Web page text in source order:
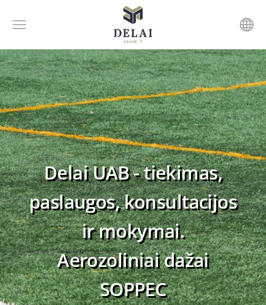
Delai UAB - tiekimas,
paslaugos, konsultacijos
ir mokymai.
Aerozoliniai dažai
SOPPEC